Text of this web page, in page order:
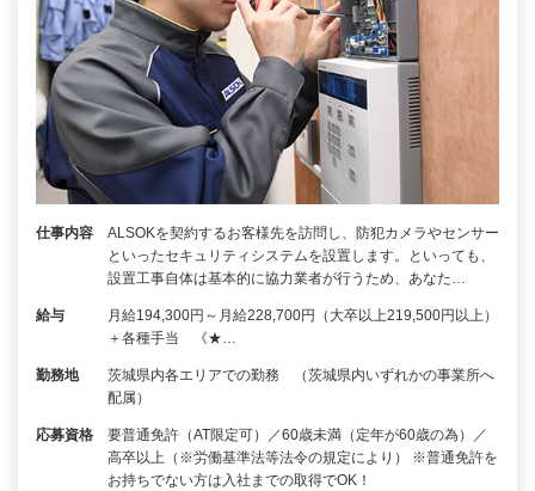
仕事内容
ALSOKを契約するお客様先を訪問し、防犯カメラやセンサー
といったセキュリティシステムを設置します。といっても、
設置工事自体は基本的に協力業者が行うため、あなた…
給与
月給194,300円～月給228,700円（大卒以上219,500円以上）
＋各種手当 《★…
勤務地
茨城県内各エリアでの勤務 （茨城県内いずれかの事業所へ
配属）
応募資格
要普通免許（AT限定可）／60歳未満（定年が60歳の為）／
高卒以上（※労働基準法等法令の規定により） ※普通免許を
お持ちでない方は入社までの取得でOK！